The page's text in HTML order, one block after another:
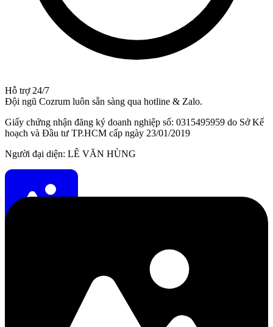
Hỗ trợ 24/7
Đội ngũ Cozrum luôn sẵn sàng qua hotline & Zalo.
Giấy chứng nhận đăng ký doanh nghiệp số: 0315495959 do Sở Kế
hoạch và Đầu tư TP.HCM cấp ngày 23/01/2019
Người đại diện: LÊ VĂN HÙNG